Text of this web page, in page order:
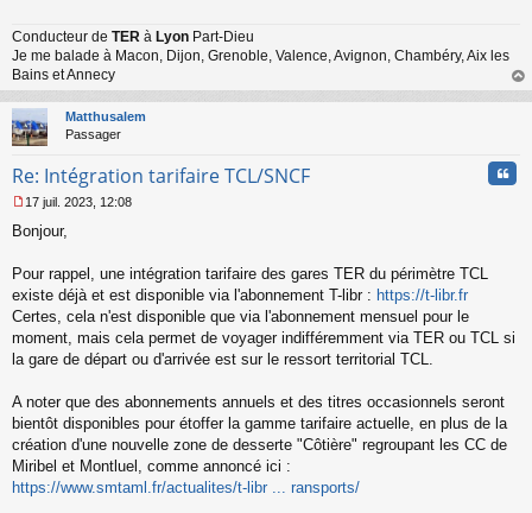
l
u
Conducteur de TER à Lyon Part-Dieu
Je me balade à Macon, Dijon, Grenoble, Valence, Avignon, Chambéry, Aix les
Bains et Annecy
au
Matthusalem
Passager
Re: Intégration tarifaire TCL/SNCF
e
s
a
g
e
n
o
u
17 juil. 2023, 12:08
Bonjour,
Pour rappel, une intégration tarifaire des gares TER du périmètre TCL
existe déjà et est disponible via l'abonnement T-libr : https://t-libr.fr
Certes, cela n'est disponible que via l'abonnement mensuel pour le
moment, mais cela permet de voyager indifféremment via TER ou TCL si
la gare de départ ou d'arrivée est sur le ressort territorial TCL.
A noter que des abonnements annuels et des titres occasionnels seront
bientôt disponibles pour étoffer la gamme tarifaire actuelle, en plus de la
création d'une nouvelle zone de desserte "Côtière" regroupant les CC de
Miribel et Montluel, comme annoncé ici :
https://www.smtaml.fr/actualites/t-libr ... ransports/